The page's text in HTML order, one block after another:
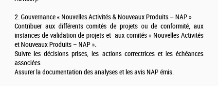
2. Gouvernance « Nouvelles Activités & Nouveaux Produits – NAP »
Contribuer aux différents comités de projets ou de conformité, aux
instances de validation de projets et aux comités « Nouvelles Activités
et Nouveaux Produits – NAP ».
Suivre les décisions prises, les actions correctrices et les échéances
associées.
Assurer la documentation des analyses et les avis NAP émis.